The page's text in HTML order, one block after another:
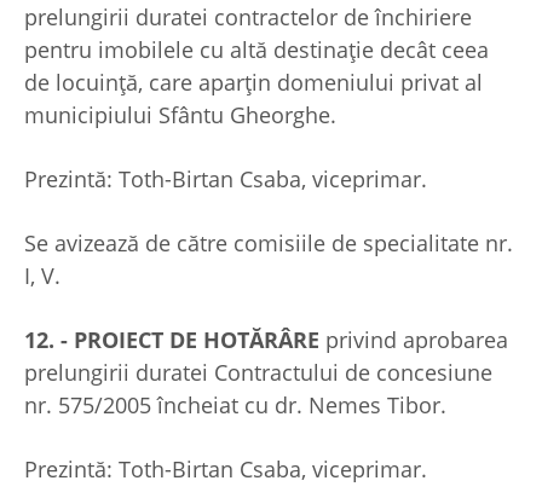
prelungirii duratei contractelor de închiriere
pentru imobilele cu altă destinație decât ceea
de locuință, care aparţin domeniului privat al
municipiului Sfântu Gheorghe.
Prezintă: Toth-Birtan Csaba, viceprimar.
Se avizează de către comisiile de specialitate nr.
I, V.
12. - PROIECT DE HOTĂRÂRE privind aprobarea
prelungirii duratei Contractului de concesiune
nr. 575/2005 încheiat cu dr. Nemes Tibor.
Prezintă: Toth-Birtan Csaba, viceprimar.